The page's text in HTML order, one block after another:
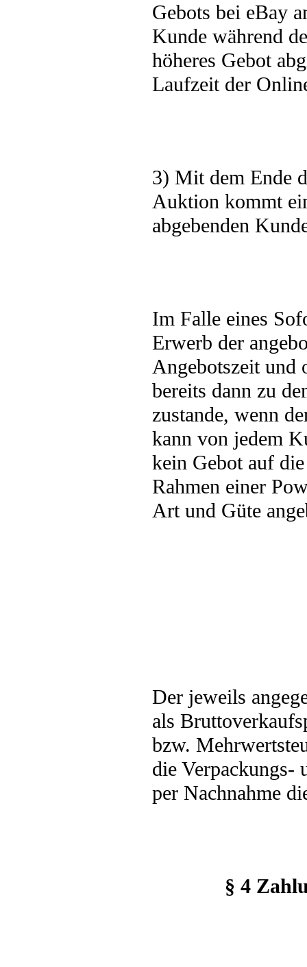
Gebots bei eBay
Kunde während
höheres Gebot
Laufzeit der
3) Mit dem Ende
Auktion kommt
abgebenden
Im Falle eines
Erwerb der
Angebotszeit und
bereits dann zu
zustande, wenn
kann von jedem
kein Gebot auf
Rahmen einer
Art und Güte
Der jeweils
als
bzw.
die Verpackungs-
per Nachnahme
§ 4